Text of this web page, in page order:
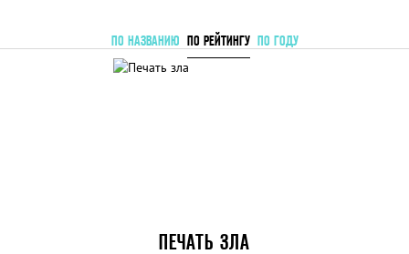
ПО НАЗВАНИЮ ПО РЕЙТИНГУ ПО ГОДУ
ПЕЧАТЬ ЗЛА